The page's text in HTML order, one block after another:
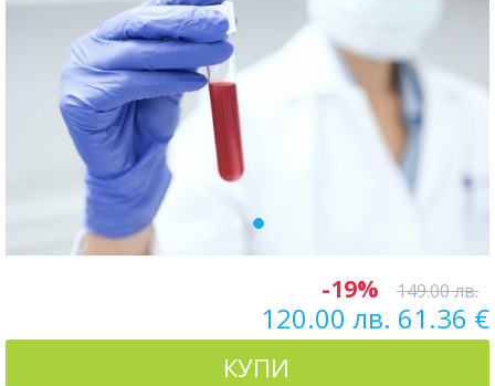
-19% 149.00 лв.
120.00 лв. 61.36 €
КУПИ